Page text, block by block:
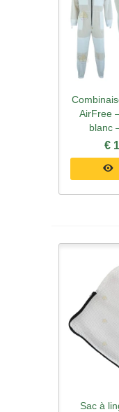
Aperçu
AirFree
blanc
€
Aperçu
Sac à